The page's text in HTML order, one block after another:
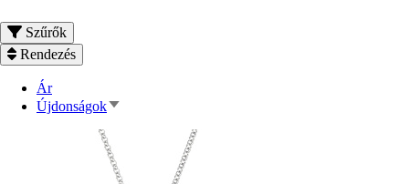
Szűrők
Rendezés
Ár
ÚjdonságokNövekvő